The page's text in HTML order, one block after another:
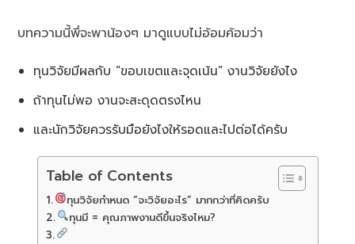
บทความนี้พี่จะพาน้องๆ มาดูแบบไม่อ้อมค้อมว่า
ทุนวิจัยมีผลกับ “ขอบเขตและจุดเน้น” งานวิจัยยังไง
ถ้าทุนไม่พอ งานจะสะดุดตรงไหน
และนักวิจัยควรรับมือยังไงให้รอดและไปต่อได้ครับ
Table of Contents
ทุนวิจัยกำหนด “จะวิจัยอะไร” มากกว่าที่คิดครับ
ทุนมี = คุณภาพงานดีขึ้นจริงไหม?